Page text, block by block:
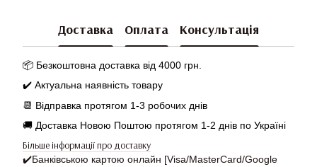
Доставка Оплата Консультація
📦 Безкоштовна доставка від 4000 грн.
✔️ Актуальна наявність товару
📆 Відправка протягом 1-3 робочих днів
🚚 Доставка Новою Поштою протягом 1-2 днів по Україні
Більше інформації про доставку
✔️Банківською картою онлайн [Visa/MasterCard/Google